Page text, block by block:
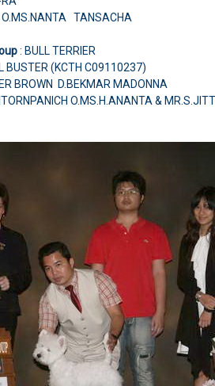
TANSACHA
: BULL TERRIER
BUSTER (KCTH C09110237)
BROWN D.BEKMAR MADONNA
O.MS.H.ANANTA &